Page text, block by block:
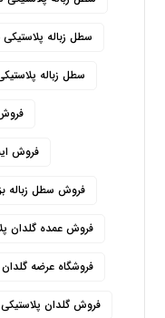
سطل زباله پلاستیکی
سطل زباله
فروش
فروش سطل زباله
فروش عمده گلدان
فروشگاه عرضه
فروش گلدان